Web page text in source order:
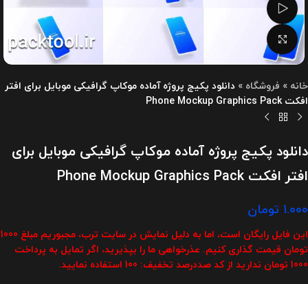
تماشای ویدئو
بزرگنمایی تصویر
خانه » فروشگاه » دانلود پکیج پروژه آماده موکاپ گرافیکی موبایل برای افتر
افکت Phone Mockup Graphics Pack
دانلود پکیج پروژه آماده موکاپ گرافیکی موبایل برای
افتر افکت Phone Mockup Graphics Pack
۱.۰۰۰ تومان
این فایل رایگان است، اما به دلیل نمایش در سایت ترب، مجبوریم مبلغ 1000
تومان قیمت گذاری کنیم. عذرخواهی ما را بپذیرید، اگر تمایل به پرداخت
1000 تومان ندارید از کد صددرصد تخفیف: 100 استفاده نمایید.